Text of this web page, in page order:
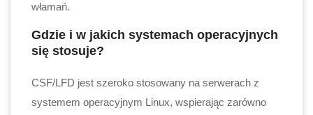
włamań.
Gdzie i w jakich systemach operacyjnych
się stosuje?
CSF/LFD jest szeroko stosowany na serwerach z
systemem operacyjnym Linux, wspierając zarówno